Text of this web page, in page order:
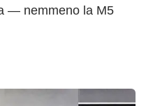
— nemmeno la M5